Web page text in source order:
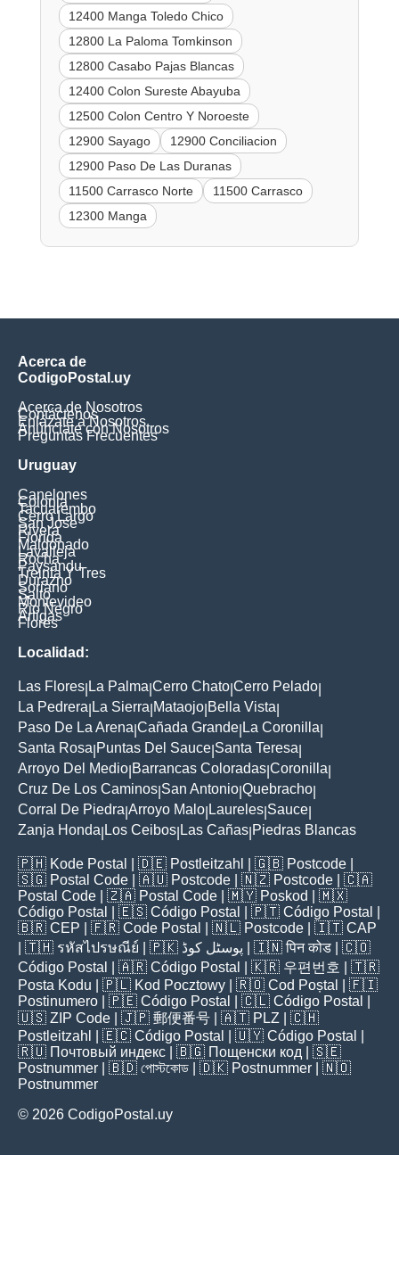
12400 Manga Toledo Chico
12800 La Paloma Tomkinson
12800 Casabo Pajas Blancas
12400 Colon Sureste Abayuba
12500 Colon Centro Y Noroeste
12900 Sayago
12900 Conciliacion
12900 Paso De Las Duranas
11500 Carrasco Norte
11500 Carrasco
12300 Manga
Acerca de
CodigoPostal.uy
Acerca de Nosotros
Contáctenos
Enlázate a Nosotros
Anúnciate con Nosotros
Preguntas Frecuentes
Uruguay
Canelones
Colonia
Tacuarembo
Cerro Largo
San Jose
Rivera
Florida
Maldonado
Lavalleja
Rocha
Paysandu
Treinta Y Tres
Durazno
Soriano
Salto
Montevideo
Rio Negro
Artigas
Flores
Localidad:
Las Flores La Palma Cerro Chato Cerro Pelado
La Pedrera La Sierra Mataojo Bella Vista
Paso De La Arena Cañada Grande La Coronilla
Santa Rosa Puntas Del Sauce Santa Teresa
Arroyo Del Medio Barrancas Coloradas Coronilla
Cruz De Los Caminos San Antonio Quebracho
Corral De Piedra Arroyo Malo Laureles Sauce
Zanja Honda Los Ceibos Las Cañas Piedras Blancas
🇵🇭 Kode Postal | 🇩🇪 Postleitzahl | 🇬🇧 Postcode
🇸🇬 Postal Code | 🇦🇺 Postcode | 🇳🇿 Postcode | 🇨🇦
Postal Code | 🇿🇦 Postal Code | 🇲🇾 Poskod
| 🇲🇽
Código Postal
| 🇪🇸 Código Postal | 🇵🇹 Código Postal
🇧🇷 CEP | 🇫🇷 Code Postal | 🇳🇱 Postcode | 🇮🇹 CAP
| 🇹🇭 รหัสไปรษณีย์ | 🇵🇰 پوسٹل کوڈ | 🇮🇳पिन कोड | 🇨🇴
Código Postal
| 🇦🇷 Código Postal | 🇰🇷 우편번호
| 🇹🇷
Posta Kodu | 🇵🇱 Kod Pocztowy | 🇷🇴 Cod Poștal
| 🇫🇮
Postinumero | 🇵🇪 Código Postal | 🇨🇱 Código Postal
🇺🇸 ZIP Code | 🇯🇵 郵便番号 | 🇦🇹 PLZ | 🇨🇭
Postleitzahl
| 🇪🇨 Código Postal | 🇺🇾 Código Postal
🇷🇺 Почтовый индекс | 🇧🇬 Пощенски код | 🇸🇪
Postnummer | 🇧🇩 পোস্টকোড | 🇩🇰 Postnummer | 🇳🇴
Postnummer
© 2026 CodigoPostal.uy